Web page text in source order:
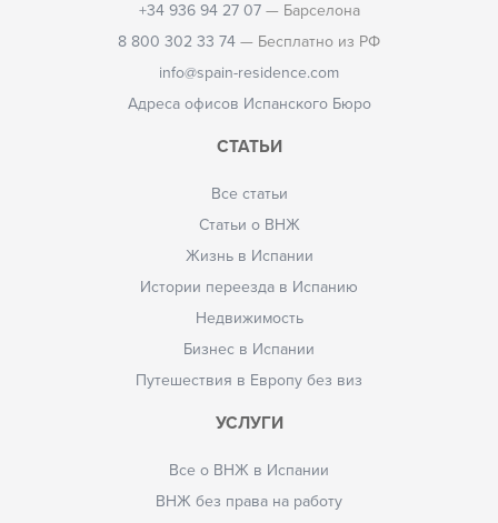
+34 936 94 27 07— Барселона
8 800 302 33 74 — Бесплатно из РФ
info@spain-residence.com
Адреса офисов Испанского Бюро
СТАТЬИ
Все статьи
Статьи о ВНЖ
Жизнь в Испании
Истории переезда в Испанию
Недвижимость
Бизнес в Испании
Путешествия в Европу без виз
УСЛУГИ
Все о ВНЖ в Испании
ВНЖ без права на работу